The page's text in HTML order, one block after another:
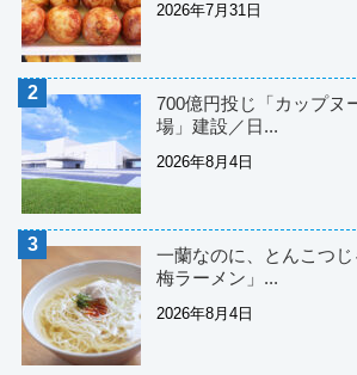
2026年7月31日
700億円投じ「カップヌ
場」建設／日...
2026年8月4日
一蘭なのに、とんこつ
梅ラーメン」...
2026年8月4日